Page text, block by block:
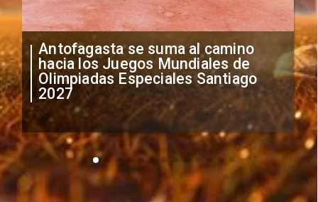
"Falta de profesionalismo": Sifup
anuncia medidas por situación
irregular de futbolistas
extranjeros